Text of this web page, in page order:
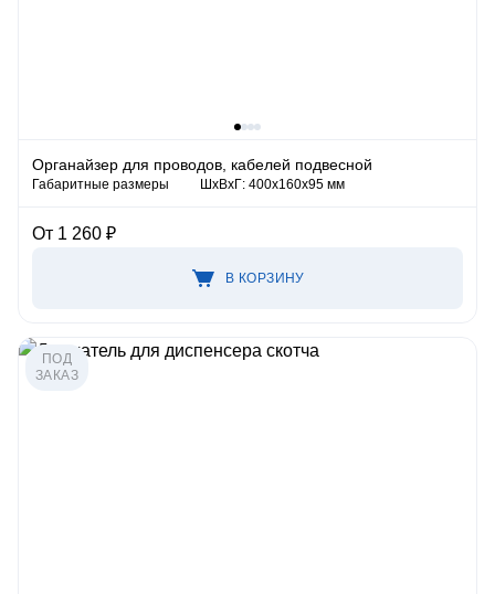
Органайзер для проводов, кабелей подвесной
Габаритные размеры ШхВхГ: 400х160х95 мм
От 1 260 ₽
В КОРЗИНУ
ПОД
ЗАКАЗ